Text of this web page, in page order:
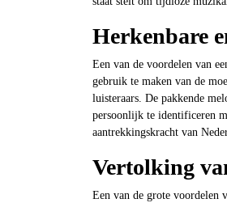
Herkenbare
Een van de voordelen van
gebruik te maken van de
luisteraars. De pakkende
persoonlijk te identificeren
aantrekkingskracht van
Vertolking
Een van de grote voordelen